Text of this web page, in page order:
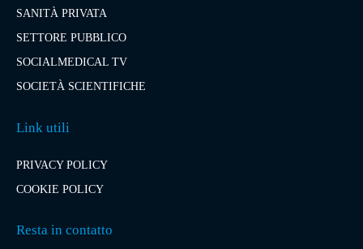
SANITÀ PRIVATA
SETTORE PUBBLICO
SOCIALMEDICAL TV
SOCIETÀ SCIENTIFICHE
Link utili
PRIVACY POLICY
COOKIE POLICY
Resta in contatto